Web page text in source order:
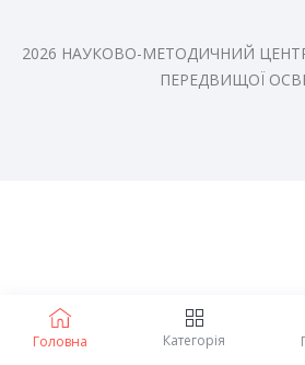
Головна Категорія
2026 НАУКОВО-МЕТОДИЧНИЙ
ПЕРЕДВИЩОЇ